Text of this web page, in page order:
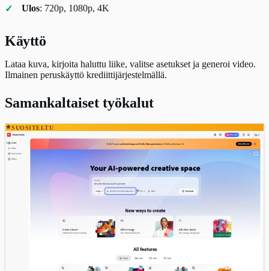
Ulos: 720p, 1080p, 4K
Käyttö
Lataa kuva, kirjoita haluttu liike, valitse asetukset ja generoi video.
Ilmainen peruskäyttö krediittijärjestelmällä.
Samankaltaiset työkalut
SUOSITELTU